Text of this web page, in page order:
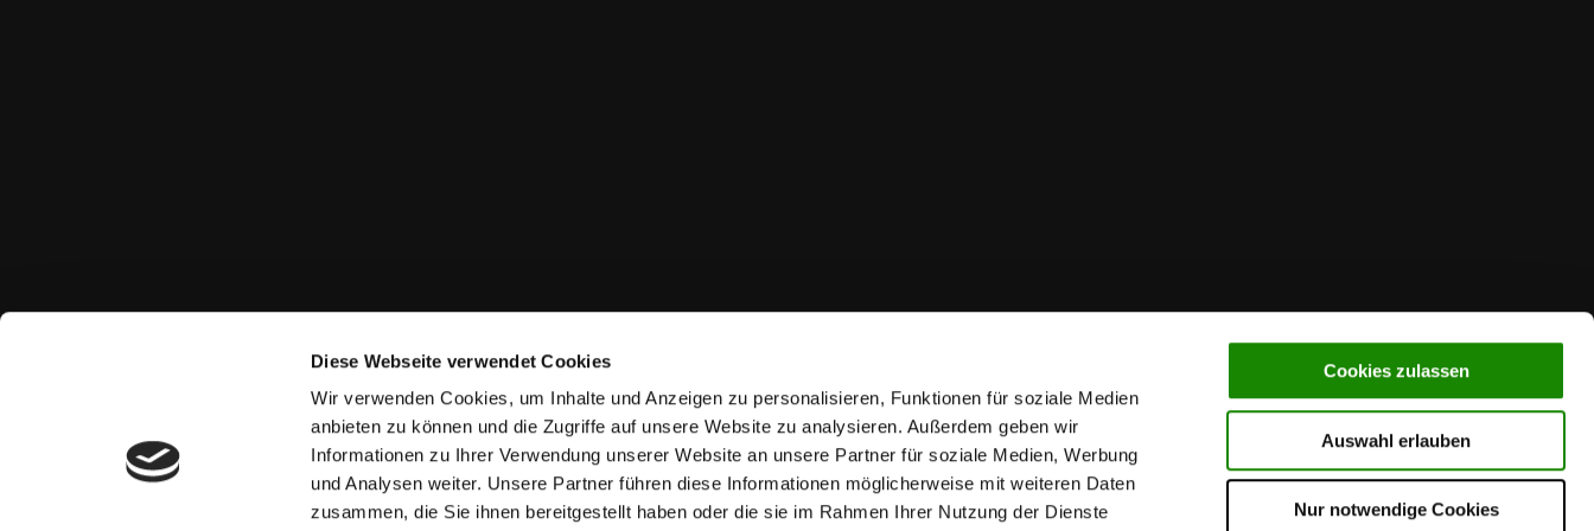
Diese Webseite verwendet Cookies
Wir verwenden Cookies, um Inhalte und Anzeigen zu personalisieren, Funktionen für soziale Medien
anbieten zu können und die Zugriffe auf unsere Website zu analysieren. Außerdem geben wir
Informationen zu Ihrer Verwendung unserer Website an unsere Partner für soziale Medien, Werbung
und Analysen weiter. Unsere Partner führen diese Informationen möglicherweise mit weiteren Daten
zusammen, die Sie ihnen bereitgestellt haben oder die sie im Rahmen Ihrer Nutzung der Dienste
Cookies zulassen
Auswahl erlauben
Nur notwendige Cookies